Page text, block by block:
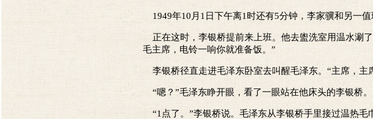
1949年10月1日下午离1时还有5分钟，李家骥和另一
正在这时，李银桥提前来上班。他去盥洗室用温水涮
毛主席，电铃一响你就准备饭。”
李银桥径直走进毛泽东卧室去叫醒毛泽东。“主席，主
“嗯？”毛泽东睁开眼，看了一眼站在他床头的李银桥。
“1点了。”李银桥说。毛泽东从李银桥手里接过温热毛